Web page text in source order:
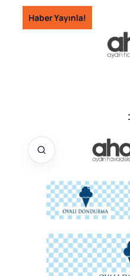
İçeriğe
geç
Haber Yayınla!